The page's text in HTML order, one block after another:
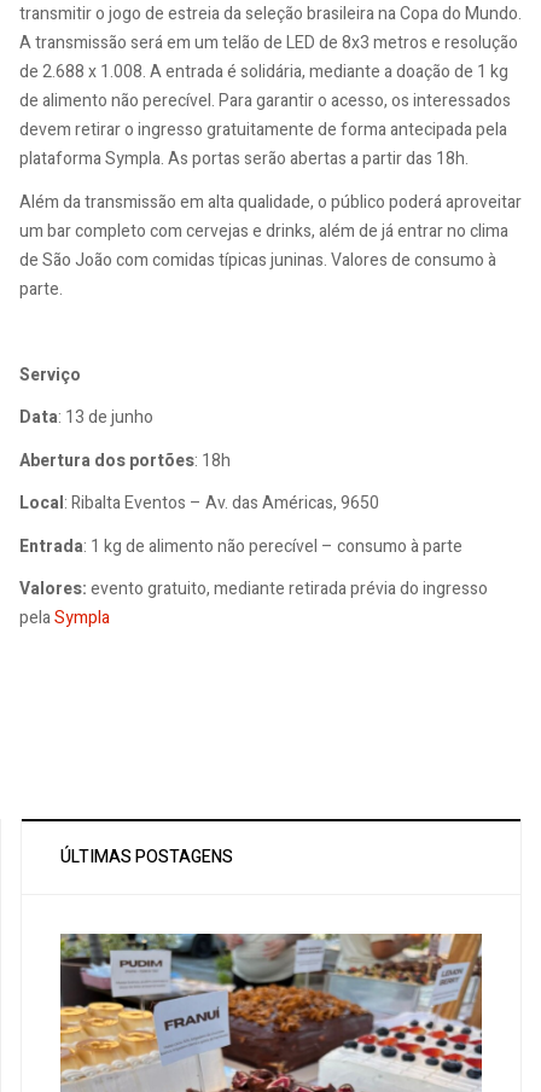
transmitir o jogo de estreia da seleção brasileira na Copa do Mundo.
A transmissão será em um telão de LED de 8x3 metros e resolução
de 2.688 x 1.008. A entrada é solidária, mediante a doação de 1 kg
de alimento não perecível. Para garantir o acesso, os interessados
devem retirar o ingresso gratuitamente de forma antecipada pela
plataforma Sympla. As portas serão abertas a partir das 18h.
Além da transmissão em alta qualidade, o público poderá aproveitar
um bar completo com cervejas e drinks, além de já entrar no clima
de São João com comidas típicas juninas. Valores de consumo à
parte.
Serviço
Data: 13 de junho
Abertura dos portões: 18h
Local: Ribalta Eventos – Av. das Américas, 9650
Entrada: 1 kg de alimento não perecível – consumo à parte
Valores:evento gratuito, mediante retirada prévia do ingresso
pelaSympla
ÚLTIMAS POSTAGENS